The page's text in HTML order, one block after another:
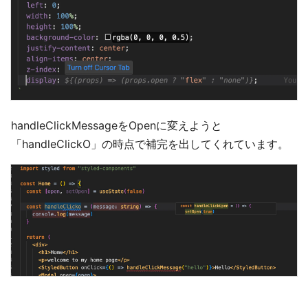
handleClickMessageをOpenに変えようと
「handleClickO」の時点で補完を出してくれています。